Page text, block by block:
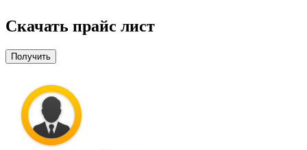
Скачать прайс лист
Получить